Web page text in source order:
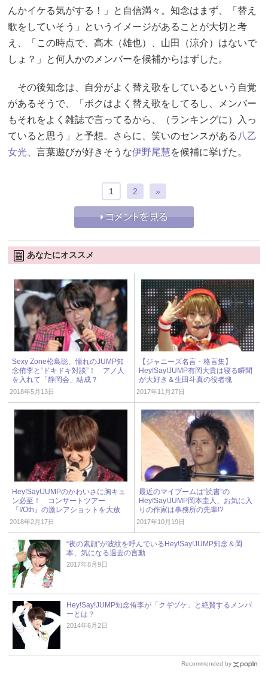
んかイケる気がする！」と自信満々。知念はまず、「替え
歌をしていそう」というイメージがあることが大切と考
え、「この時点で、高木（雄也）、山田（涼介）はないで
しょ？」と何人かのメンバーを候補からはずした。
その後知念は、自分がよく替え歌をしているという自覚
があるそうで、「ボクはよく替え歌をしてるし、メンバー
もそれをよく雑誌で言ってるから、（ランキングに）入っ
ていると思う」と予想。さらに、笑いのセンスがある 八乙
女光 、言葉遊びが好きそうな伊野尾慧を候補に挙げた。
1 2 »
あなたにオススメ
Sexy Zone松島聡、憧れのJUMP知
念侑李と“ドキドキ対談”！ アノ人
を入れて「静岡会」結成？
2018年5月13日
【ジャニーズ名言・格言集】
Hey!Say!JUMP有岡大貴は寝る瞬間
が大好き＆生田斗真の役者魂
2017年11月27日
Hey!Say!JUMPのかわいさに胸キュ
ン必至！ コンサートツアー
『I/Oth』の激レアショットを大放
出！
2018年2月17日
最近のマイブームは“読書”の
Hey!Say!JUMP岡本圭人、お気に入
りの作家は事務所の先輩!?
2017年10月19日
“夜の素顔”が波紋を呼んでいるHey!Say!JUMP知念＆岡
本、気になる過去の言動
2017年8月9日
Hey!Say!JUMP知念侑李が「クギヅケ」と絶賛するメンバ
ーとは？
2014年6月2日
Recommended by